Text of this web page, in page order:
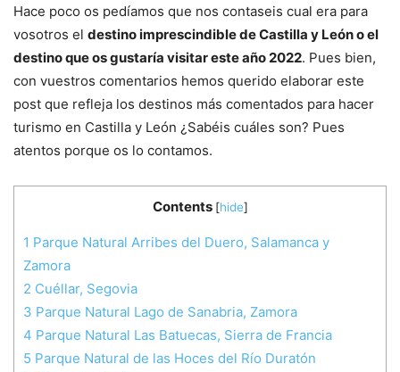
Hace poco os pedíamos que nos contaseis cual era para
vosotros el destino imprescindible de Castilla y León o el
destino que os gustaría visitar este año 2022. Pues bien,
con vuestros comentarios hemos querido elaborar este
post que refleja los destinos más comentados para hacer
turismo en Castilla y León ¿Sabéis cuáles son? Pues
atentos porque os lo contamos.
Contents [hide]
1 Parque Natural Arribes del Duero, Salamanca y
Zamora
2 Cuéllar, Segovia
3 Parque Natural Lago de Sanabria, Zamora
4 Parque Natural Las Batuecas, Sierra de Francia
5 Parque Natural de las Hoces del Río Duratón